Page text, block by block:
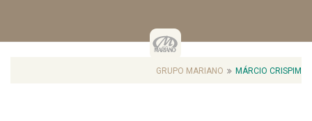
GRUPO MARIANO MÁRCIO CRISPIM